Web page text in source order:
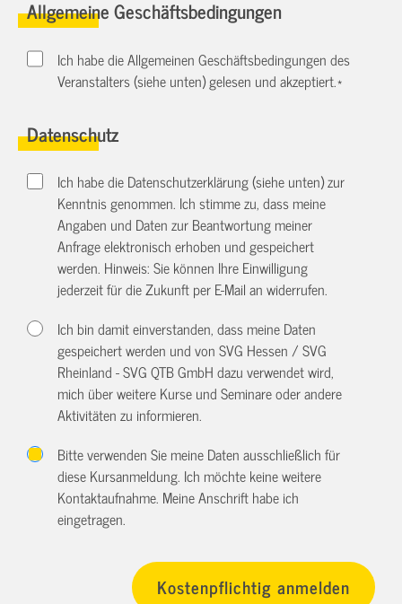
Allgemeine Geschäftsbedingungen
Ich habe die Allgemeinen Geschäftsbedingungen des
Veranstalters (siehe unten) gelesen und akzeptiert.*
Datenschutz
Ich habe die Datenschutzerklärung (siehe unten) zur
Kenntnis genommen. Ich stimme zu, dass meine
Angaben und Daten zur Beantwortung meiner
Anfrage elektronisch erhoben und gespeichert
werden. Hinweis: Sie können Ihre Einwilligung
jederzeit für die Zukunft per E-Mail anwiderrufen.
Ich bin damit einverstanden, dass meine Daten
gespeichert werden und von SVG Hessen / SVG
Rheinland - SVG QTB GmbH dazu verwendet wird,
mich über weitere Kurse und Seminare oder andere
Aktivitäten zu informieren.
Bitte verwenden Sie meine Daten ausschließlich für
diese Kursanmeldung. Ich möchte keine weitere
Kontaktaufnahme. Meine Anschrift habe ich
eingetragen.